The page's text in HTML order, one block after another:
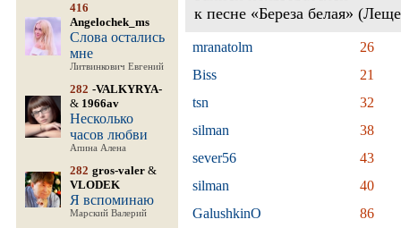
416
Angelochek_ms
Слова остались
мне
Литвинкович Евгений
282 -VALKYRYA-
& 1966av
Несколько
часов любви
Апина Алена
282 gros-valer &
VLODEK
Я вспоминаю
Марский Валерий
к песне «Береза белая»
mranatolm
26
Biss
21
tsn
32
silman
38
sever56
43
silman
40
GalushkinO
86